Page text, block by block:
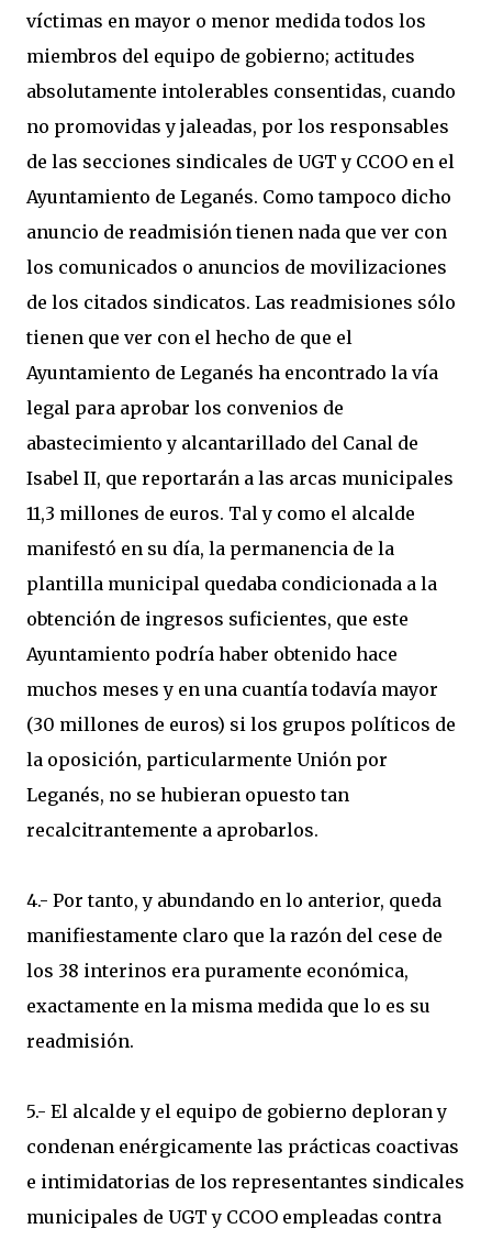
víctimas en mayor o menor medida todos los
miembros del equipo de gobierno; actitudes
absolutamente intolerables consentidas, cuando
no promovidas y jaleadas, por los responsables
de las secciones sindicales de UGT y CCOO en el
Ayuntamiento de Leganés. Como tampoco dicho
anuncio de readmisión tienen nada que ver con
los comunicados o anuncios de movilizaciones
de los citados sindicatos. Las readmisiones sólo
tienen que ver con el hecho de que el
Ayuntamiento de Leganés ha encontrado la vía
legal para aprobar los convenios de
abastecimiento y alcantarillado del Canal de
Isabel II, que reportarán a las arcas municipales
11,3 millones de euros. Tal y como el alcalde
manifestó en su día, la permanencia de la
plantilla municipal quedaba condicionada a la
obtención de ingresos suficientes, que este
Ayuntamiento podría haber obtenido hace
muchos meses y en una cuantía todavía mayor
(30 millones de euros) si los grupos políticos de
la oposición, particularmente Unión por
Leganés, no se hubieran opuesto tan
recalcitrantemente a aprobarlos.
4.- Por tanto, y abundando en lo anterior, queda
manifiestamente claro que la razón del cese de
los 38 interinos era puramente económica,
exactamente en la misma medida que lo es su
readmisión.
5.- El alcalde y el equipo de gobierno deploran y
condenan enérgicamente las prácticas coactivas
e intimidatorias de los representantes sindicales
municipales de UGT y CCOO empleadas contra